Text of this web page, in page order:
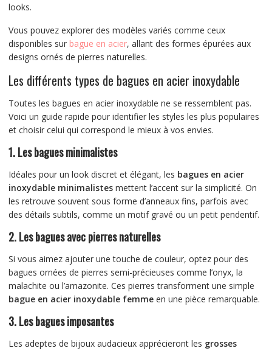
looks.
Vous pouvez explorer des modèles variés comme ceux
disponibles sur bague en acier, allant des formes épurées aux
designs ornés de pierres naturelles.
Les différents types de bagues en acier inoxydable
Toutes les bagues en acier inoxydable ne se ressemblent pas.
Voici un guide rapide pour identifier les styles les plus populaires
et choisir celui qui correspond le mieux à vos envies.
1. Les bagues minimalistes
Idéales pour un look discret et élégant, les bagues en acier
inoxydable minimalistesmettent l’accent sur la simplicité. On
les retrouve souvent sous forme d’anneaux fins, parfois avec
des détails subtils, comme un motif gravé ou un petit pendentif.
2. Les bagues avec pierres naturelles
Si vous aimez ajouter une touche de couleur, optez pour des
bagues ornées de pierres semi-précieuses comme l’onyx, la
malachite ou l’amazonite. Ces pierres transforment une simple
bague en acier inoxydable femmeen une pièce remarquable.
3. Les bagues imposantes
Les adeptes de bijoux audacieux apprécieront les grosses